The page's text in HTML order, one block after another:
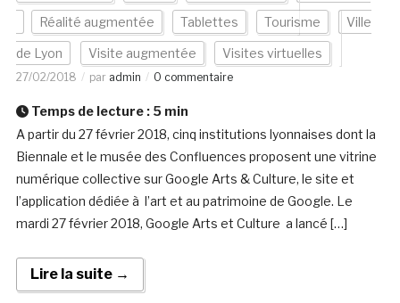
Réalité augmentée Tablettes Tourisme Ville
de Lyon Visite augmentée Visites virtuelles
27/02/2018 par admin 0 commentaire
Temps de lecture : 5 min
A partir du 27 février 2018, cinq institutions lyonnaises dont la
Biennale et le musée des Confluences proposent une vitrine
numérique collective sur Google Arts & Culture, le site et
l’application dédiée à l’art et au patrimoine de Google. Le
mardi 27 février 2018, Google Arts et Culture a lancé […]
Lire la suite →